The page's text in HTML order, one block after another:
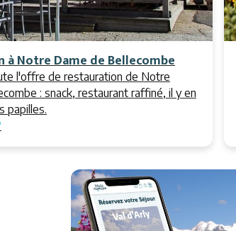
à Notre Dame de Bellecombe
l'offre de restauration de Notre
: snack, restaurant raffiné, il y en
papilles.